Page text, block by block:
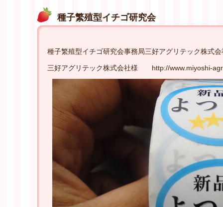
種子繁殖型イチゴ研究会
種子繁殖型イチゴ研究会事務局三好アグリテック株式
三好アグリテック株式会社様 http://www.miyoshi-